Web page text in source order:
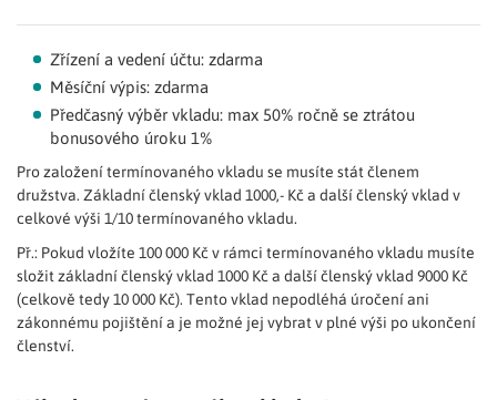
Zřízení a vedení účtu: zdarma
Měsíční výpis: zdarma
Předčasný výběr vkladu: max 50% ročně se ztrátou
bonusového úroku 1%
Pro založení termínovaného vkladu se musíte stát členem
družstva. Základní členský vklad 1000,- Kč a další členský vklad v
celkové výši 1/10 termínovaného vkladu.
Př.: Pokud vložíte 100 000 Kč v rámci termínovaného vkladu musíte
složit základní členský vklad 1000 Kč a další členský vklad 9000 Kč
(celkově tedy 10 000 Kč). Tento vklad nepodléhá úročení ani
zákonnému pojištění a je možné jej vybrat v plné výši po ukončení
členství.